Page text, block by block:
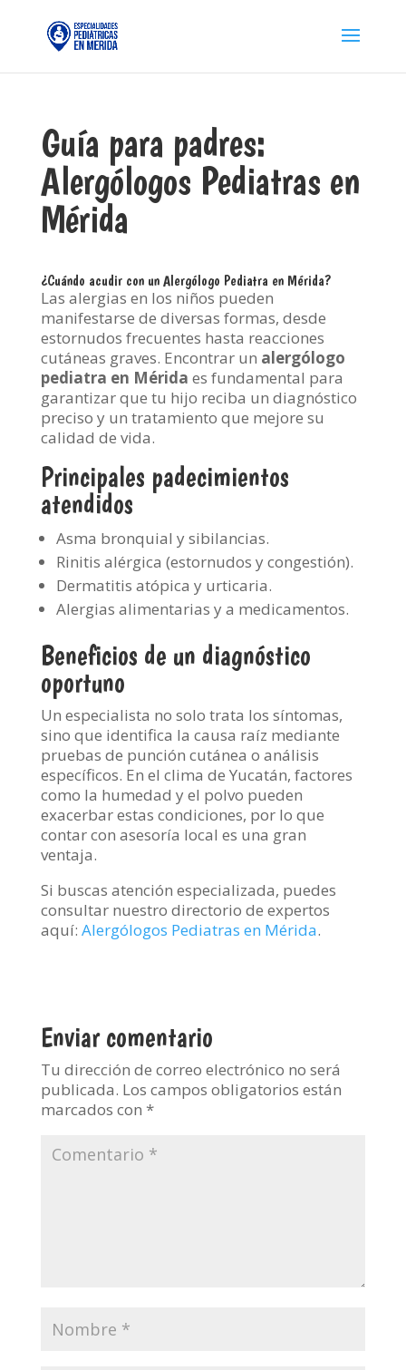
Guía para padres:
Alergólogos Pediatras en
Mérida
¿Cuándo acudir con un Alergólogo Pediatra en Mérida?
Las alergias en los niños pueden
manifestarse de diversas formas, desde
estornudos frecuentes hasta reacciones
cutáneas graves. Encontrar un alergólogo
pediatra en Mérida es fundamental para
garantizar que tu hijo reciba un diagnóstico
preciso y un tratamiento que mejore su
calidad de vida.
Principales padecimientos
atendidos
Asma bronquial y sibilancias.
Rinitis alérgica (estornudos y congestión).
Dermatitis atópica y urticaria.
Alergias alimentarias y a medicamentos.
Beneficios de un diagnóstico
oportuno
Un especialista no solo trata los síntomas,
sino que identifica la causa raíz mediante
pruebas de punción cutánea o análisis
específicos. En el clima de Yucatán, factores
como la humedad y el polvo pueden
exacerbar estas condiciones, por lo que
contar con asesoría local es una gran
ventaja.
Si buscas atención especializada, puedes
consultar nuestro directorio de expertos
aquí: Alergólogos Pediatras en Mérida.
Enviar comentario
Tu dirección de correo electrónico no será
publicada. Los campos obligatorios están
marcados con *